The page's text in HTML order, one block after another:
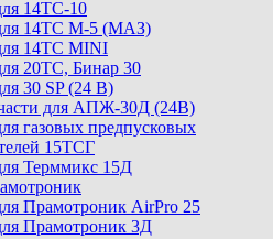
14ТС-10
14ТС М-5 (МАЗ)
14ТС MINI
20ТС, Бинар 30
30 SP (24 В)
для АПЖ-30Д (24В)
газовых предпусковых
15ТСГ
Терммикс 15Д
Прамотроник AirPro 25
Прамотроник 3Д